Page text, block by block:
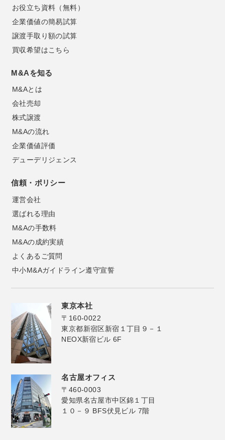
お役立ち資料（無料）
企業価値の簡易試算
譲渡手取り額の試算
買収希望はこちら
M&Aを知る
M&Aとは
会社売却
株式譲渡
M&Aの流れ
企業価値評価
デューデリジェンス
信頼・ポリシー
運営会社
選ばれる理由
M&Aの手数料
M&Aの成約実績
よくあるご質問
中小M&Aガイドライン遵守宣誓
東京本社
〒160-0022
東京都新宿区新宿１丁目９－１
NEOX新宿ビル 6F
名古屋オフィス
〒460-0003
愛知県名古屋市中区錦１丁目
１０－９ BFS伏見ビル 7階